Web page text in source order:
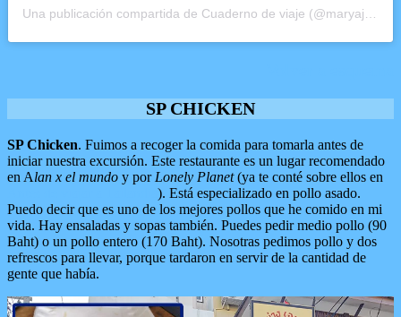
SP CHICKEN
SP Chicken. Fuimos a recoger la comida para tomarla antes de
iniciar nuestra excursión. Este restaurante es un lugar recomendado
en Alan x el mundo y por Lonely Planet(ya te conté sobre ellos en
). Está especializado en pollo asado.
Puedo decir que es uno de los mejores pollos que he comido en mi
vida. Hay ensaladas y sopas también. Puedes pedir medio pollo (90
Baht) o un pollo entero (170 Baht). Nosotras pedimos pollo y dos
refrescos para llevar, porque tardaron en servir de la cantidad de
gente que había.